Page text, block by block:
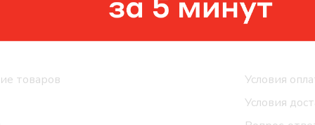
товаров
Условия
Условия